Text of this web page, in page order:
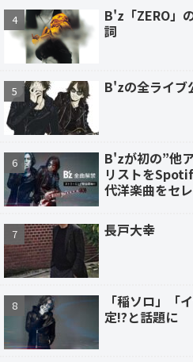
B'z「ZERO」
詞
B'zの全ライブ
B'zが初の”他
リストを
代洋楽曲をセ
長戸大幸
「稲ソロ」「
定!?と話題に